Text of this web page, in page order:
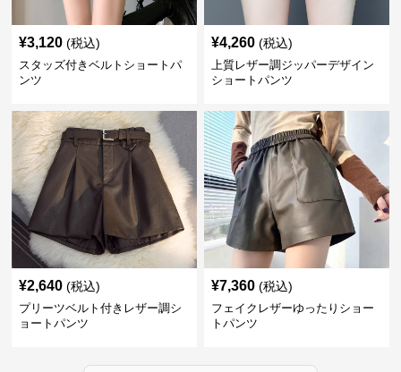
¥3,120 (税込)
スタッズ付きベルトショートパ
ンツ
¥4,260 (税込)
上質レザー調ジッパーデザイン
ショートパンツ
¥2,640 (税込)
プリーツベルト付きレザー調シ
ョートパンツ
¥7,360 (税込)
フェイクレザーゆったりショー
トパンツ